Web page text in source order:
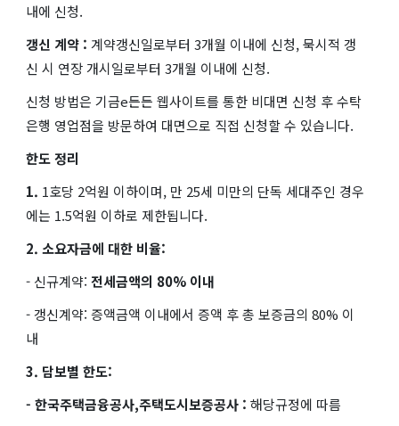
내에 신청.
갱신 계약 : 계약갱신일로부터 3개월 이내에 신청, 묵시적 갱
신 시 연장 개시일로부터 3개월 이내에 신청.
신청 방법은 기금e든든 웹사이트를 통한 비대면 신청 후 수탁
은행 영업점을 방문하여 대면으로 직접 신청할 수 있습니다.
한도 정리
1. 1호당 2억원 이하이며, 만 25세 미만의 단독 세대주인 경우
에는 1.5억원 이하로 제한됩니다.
2. 소요자금에 대한 비율:
- 신규계약: 전세금액의 80% 이내
- 갱신계약: 증액금액 이내에서 증액 후 총 보증금의 80% 이
내
3. 담보별 한도:
- 한국주택금융공사,주택도시보증공사 : 해당규정에 따름